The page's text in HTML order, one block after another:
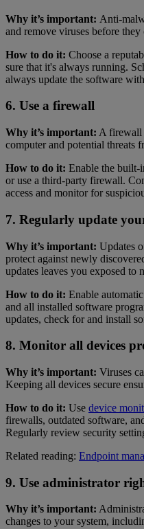
Why it’s important: Anti-
and remove viruses before
How to do it: Choose a
sure that it's always running.
always update the software
6. Use a firewall
Why it’s important: A firewall
computer and potential threats
How to do it: Enable the built-
or use a third-party firewall.
access and monitor for
7. Regularly update
Why it’s important: Updates
protect against newly
updates leaves you exposed to
How to do it: Enable
and all installed software
updates, check for and install
8. Monitor all devices
Why it’s important: Viruses
Keeping all devices secure
How to do it: Use device
firewalls, outdated software,
Regularly review security
Related reading: Endpoint
9. Use administrator
Why it’s important:
changes to your system,